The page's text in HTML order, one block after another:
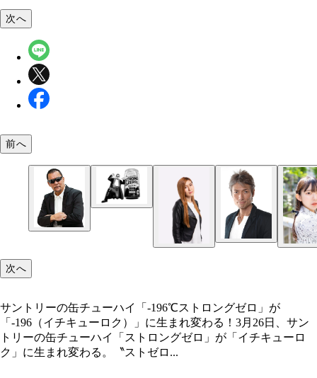
2009年発売当初のCMを担当。テレビCMや缶に蝶
海外でストロングゼロが売られている現場も目撃
で愛される味なのだ！
った。右は従来のもので、左がリニューアル後の
次へ
前へ
次へ
サントリーの缶チューハイ「-196℃ストロングゼロ」が
「-196（イチキューロク）」に生まれ変わる！3月26日、サン
トリーの缶チューハイ「ストロングゼロ」が「イチキューロ
ク」に生まれ変わる。〝ストゼロ...